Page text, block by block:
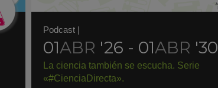
Podcast|
01ABR '26 - 01ABR '30
La ciencia también se escucha. Serie
«#CienciaDirecta».